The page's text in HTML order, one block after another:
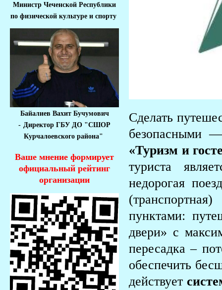
Министр Чеченской Республики
по физической культуре и спорту
Байалиев Вахит Бучумович
- Директор ГБУ ДО "СШОР
Курчалоевского района"
Ваше мнение формирует
официальный рейтинг
организации
Сделать
безопасными
«Туризм и
туриста
недорогая
пунктами:
двери» с
пересадка –
обеспечить
действует